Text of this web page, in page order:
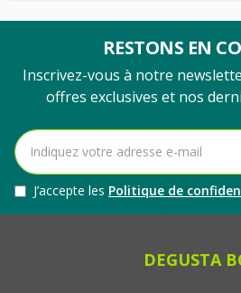
RESTONS EN
Inscrivez-vous à notre
offres exclusives et nos
J’accepte les Politique de
DEGUSTA